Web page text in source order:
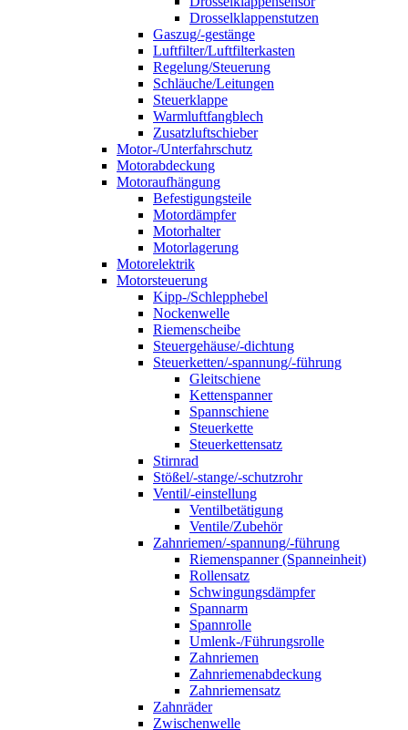
Drosselklappenstutzen
Gaszug/-gestänge
Luftfilter/Luftfilterkasten
Regelung/Steuerung
Schläuche/Leitungen
Steuerklappe
Warmluftfangblech
Zusatzluftschieber
Motor-/Unterfahrschutz
Motorabdeckung
Motoraufhängung
Befestigungsteile
Motordämpfer
Motorhalter
Motorlagerung
Motorelektrik
Motorsteuerung
Kipp-/Schlepphebel
Nockenwelle
Riemenscheibe
Steuergehäuse/-dichtung
Steuerketten/-spannung/-führung
Gleitschiene
Kettenspanner
Spannschiene
Steuerkette
Steuerkettensatz
Stirnrad
Stößel/-stange/-schutzrohr
Ventil/-einstellung
Ventilbetätigung
Ventile/Zubehör
Zahnriemen/-spannung/-führung
Riemenspanner (Spanneinheit)
Rollensatz
Schwingungsdämpfer
Spannarm
Spannrolle
Umlenk-/Führungsrolle
Zahnriemen
Zahnriemenabdeckung
Zahnriemensatz
Zahnräder
Zwischenwelle